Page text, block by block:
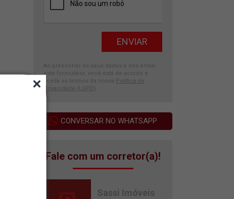
Ao preencher os seus dados e nos enviar
este formulário, você está de acordo e
aceita os termos da nossa
Política de
Privacidade (LGPD)
CONVERSAR NO WHATSAPP
Fale com um corretor(a)!
Sassi Imóveis